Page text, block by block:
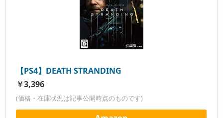
【PS4】DEATH STRANDING
￥3,396
(価格・在庫状況は記事公開時点のものです)